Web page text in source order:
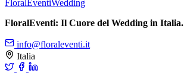
FloralEventiWedding
FloralEventi: Il Cuore del Wedding in Italia.
info@floraleventi.it
Italia